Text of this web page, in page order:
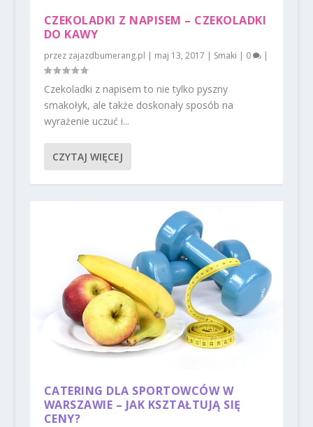
CZEKOLADKI Z NAPISEM – CZEKOLADKI
DO KAWY
przez zajazdbumerang.pl | maj 13, 2017 | Smaki | 0 |
Czekoladki z napisem to nie tylko pyszny
smakołyk, ale także doskonały sposób na
wyrażenie uczuć i...
CZYTAJ WIĘCEJ
CATERING DLA SPORTOWCÓW W
WARSZAWIE – JAK KSZTAŁTUJĄ SIĘ
CENY?